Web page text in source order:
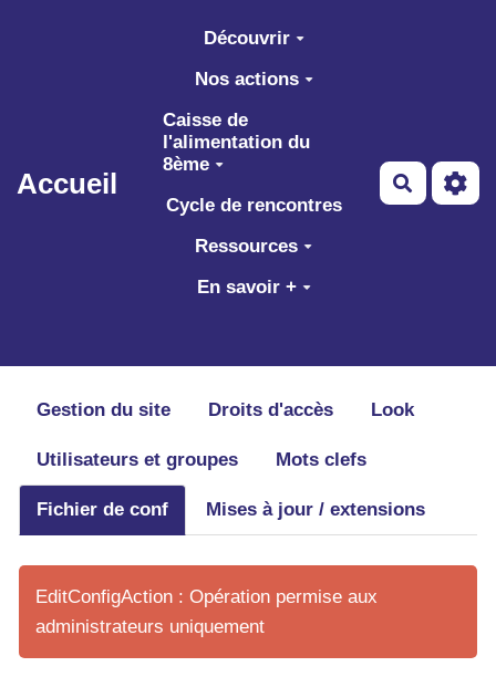
Aller au contenu principal
Accueil
Découvrir
Nos actions
Caisse de
l'alimentation du
8ème
Cycle de rencontres
Ressources
En savoir +
Gestion du site Droits d'accès Look
Utilisateurs et groupes Mots clefs
Fichier de conf Mises à jour / extensions
EditConfigAction : Opération permise aux
administrateurs uniquement